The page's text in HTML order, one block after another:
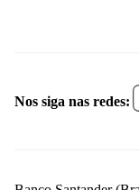
Nos siga nas redes: